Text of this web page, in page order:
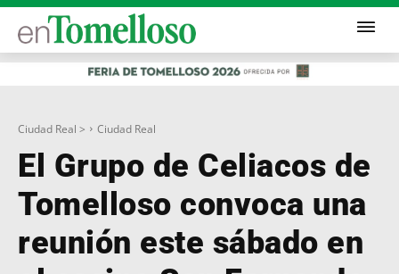
Ciudad Real > Ciudad Real
El Grupo de Celiacos de
Tomelloso convoca una
reunión este sábado en